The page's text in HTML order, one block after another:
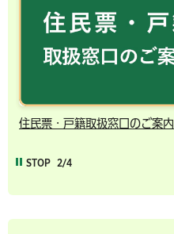
住民票・戸籍取扱窓口のご案内
STOP 2/4